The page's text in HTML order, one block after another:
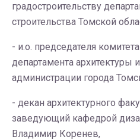
градостроительству
строительства Томской
- и.о. председателя
департамента архитектуры
администрации города
- декан архитектурного
заведующий кафедрой
Владимир Коренев,